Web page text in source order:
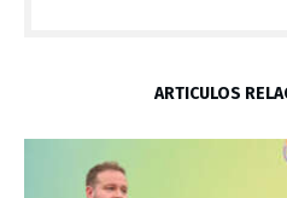
ARTÍCULOS